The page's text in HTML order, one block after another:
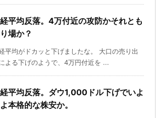
平均反落。4万付近の攻防かそれとも
場か？
平均がドカッと下げましたな。 大口の売り出
よる下げのようで、4万円付近を ...
平均反落。ダウ1,000ドル下げでいよ
本格的な株安か。